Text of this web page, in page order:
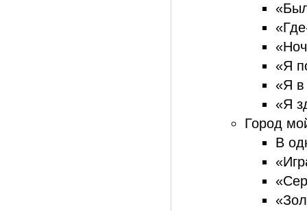
«Я
«Я в
«Я
Город
В